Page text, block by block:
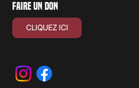
faire un don
CLIQUEZ ICI